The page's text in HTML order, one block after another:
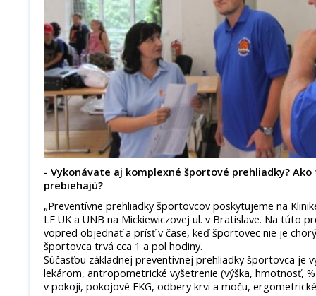
- Vykonávate aj komplexné športové prehliadky?
prebiehajú?
„Preventívne prehliadky športovcov poskytujeme na
LF UK a UNB na Mickiewiczovej ul. v Bratislave. Na túto
vopred objednať a prísť v čase, keď športovec nie je
športovca trvá cca 1 a pol hodiny.
Súčasťou základnej preventívnej prehliadky športovca je
lekárom, antropometrické vyšetrenie (výška, hmotnosť,
v pokoji, pokojové EKG, odbery krvi a moču,